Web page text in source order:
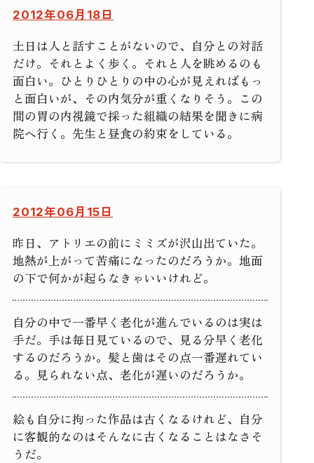
2012年06月18日
土日は人と話すことがないので、自分との対話
だけ。それとよく歩く。それと人を眺めるのも
面白い。ひとりひとりの中の心が見えればもっ
と面白いが、その内気分が重くなりそう。この
間の胃の内視鏡で採った組織の結果を聞きに病
院へ行く。先生と昼食の約束をしている。
2012年06月15日
昨日、アトリエの前にミミズが沢山出ていた。
地熱が上がって苦痛になったのだろうか。地面
の下で何かが起らなきゃいいけれど。
自分の中で一番早く老化が進んでいるのは実は
手だ。手は毎日見ているので、見る分早く老化
するのだろうか。髪と歯はその点一番遅れてい
る。見られない点、老化が遅いのだろうか。
絵も自分に拘った作品は古くなるけれど、自分
に客観的なのはそんなに古くなることはなさそ
うだ。